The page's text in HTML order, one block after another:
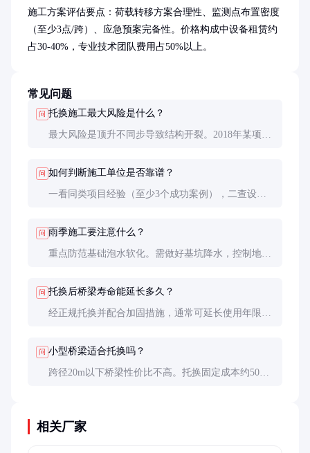
施工方案评估要点：荷载转移方案合理性、监测点布置密度
（至少3点/跨）、应急预案完备性。价格构成中设备租赁约
占30-40%，专业技术团队费用占50%以上。
常见问题
问 托换施工最大风险是什么？
最大风险是顶升不同步导致结构开裂。2018年某项目
控制系统。
问 如何判断施工单位是否靠谱？
一看同类项目经验（至少3个成功案例），二查设备
问 雨季施工要注意什么？
重点防范基础泡水软化。需做好基坑降水，控制地下
问 托换后桥梁寿命能延长多久？
经正规托换并配合加固措施，通常可延长使用年限
问 小型桥梁适合托换吗？
跨径20m以下桥梁性价比不高。托换固定成本约50万
相关厂家